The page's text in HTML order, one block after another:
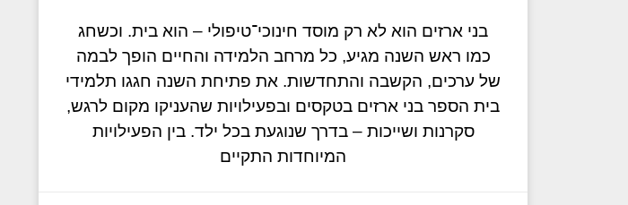
בני ארזים הוא לא רק מוסד חינוכי־טיפולי – הוא בית. וכשחג
כמו ראש השנה מגיע, כל מרחב הלמידה והחיים הופך לבמה
של ערכים, הקשבה והתחדשות. את פתיחת השנה חגגו תלמידי
בית הספר בני ארזים בטקסים ובפעילויות שהעניקו מקום לרגש,
סקרנות ושייכות – בדרך שנוגעת בכל ילד. בין הפעילויות
המיוחדות התקיים